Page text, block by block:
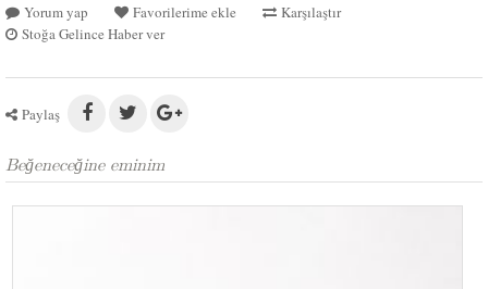
Yorum yap Favorilerime ekle
Karşılaştır
Stoğa Gelince Haber ver
Paylaş
Beğeneceğine eminim